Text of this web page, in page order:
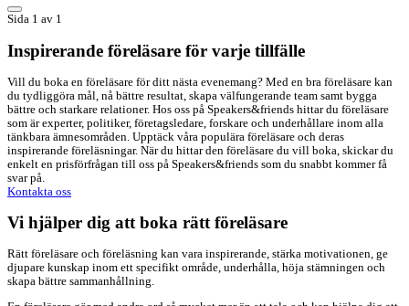
Sida 1 av 1
Inspirerande föreläsare för varje tillfälle
Vill du boka en föreläsare för ditt nästa evenemang? Med en bra föreläsare kan
du tydliggöra mål, nå bättre resultat, skapa välfungerande team samt bygga
bättre och starkare relationer. Hos oss på Speakers&friends hittar du föreläsare
som är experter, politiker, företagsledare, forskare och underhållare inom alla
tänkbara ämnesområden. Upptäck våra populära föreläsare och deras
inspirerande föreläsningar. När du hittar den föreläsare du vill boka, skickar du
enkelt en prisförfrågan till oss på Speakers&friends som du snabbt kommer få
svar på.
Kontakta oss
Vi hjälper dig att boka rätt föreläsare
Rätt föreläsare och föreläsning kan vara inspirerande, stärka motivationen, ge
djupare kunskap inom ett specifikt område, underhålla, höja stämningen och
skapa bättre sammanhållning.